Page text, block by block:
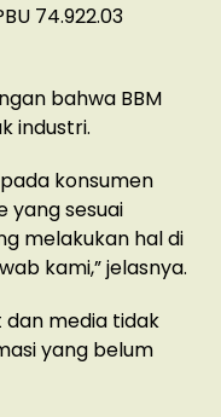
74.922.03
bahwa BBM
industri.
konsumen
yang sesuai
melakukan hal di
kami,” jelasnya.
media tidak
yang belum